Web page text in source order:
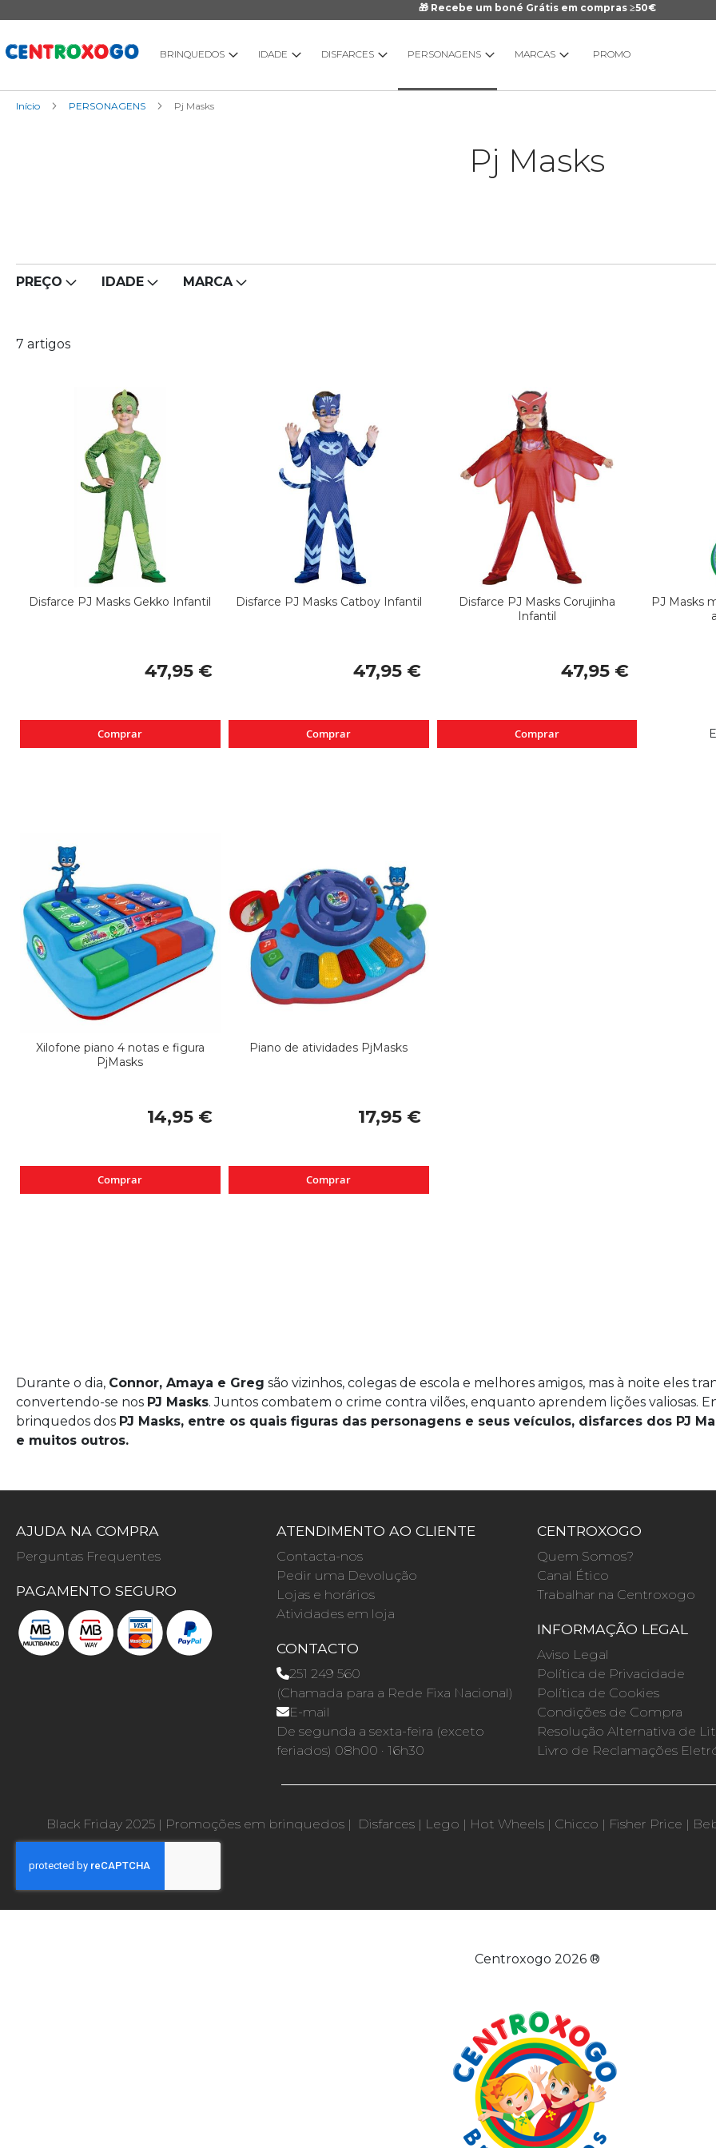
🎁 Recebe um boné Grátis em compras ≥50€
para
Conteúdo
BRINQUEDOS IDADE DISFARCES PERSONAGENS MARCAS PROMO
Início PERSONAGENS Pj Masks
Pj Masks
PREÇO IDADE MARCA
7 artigos
Disfarce PJ Masks Gekko Infantil
47,95 €
Comprar
Disfarce PJ Masks Catboy Infantil
47,95 €
Comprar
Disfarce PJ Masks Corujinha
Infantil
47,95 €
Comprar
PJ Masks
Xilofone piano 4 notas e figura
PjMasks
14,95 €
Comprar
Piano de atividades PjMasks
17,95 €
Comprar
Durante o dia, Connor, Amaya e Greg são vizinhos, colegas de escola e melhores amigos, mas à noite eles
convertendo-se nos PJ Masks. Juntos combatem o crime contra vilões, enquanto aprendem lições valiosas.
brinquedos dos PJ Masks, entre os quais figuras das personagens e seus veículos, disfarces dos PJ
e muitos outros.
AJUDA NA COMPRA
Perguntas Frequentes
PAGAMENTO SEGURO
ATENDIMENTO AO CLIENTE
Contacta-nos
Pedir uma Devolução
Lojas e horários
Atividades em loja
CONTACTO
251 249 560
(Chamada para a Rede Fixa Nacional)
E-mail
De segunda a sexta-feira (exceto
feriados) 08h00 · 16h30
CENTROXOGO
Quem Somos?
Canal Ético
Trabalhar na Centroxogo
INFORMAÇÃO LEGAL
Aviso Legal
Política de Privacidade
Política de Cookies
Condições de Compra
Resolução Alternativa de
Livro de Reclamações
Black Friday 2025 | Promoções em brinquedos | Disfarces | Lego | Hot Wheels | Chicco | Fisher Price |
Centroxogo 2026 ®